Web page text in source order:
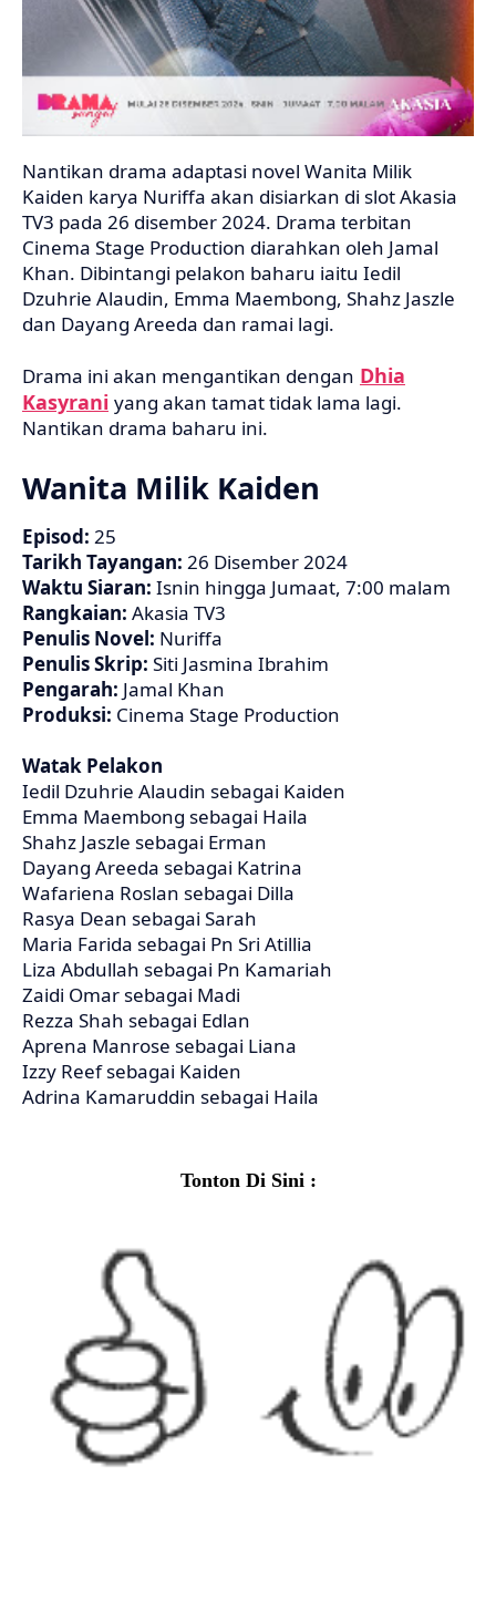
Nantikan drama adaptasi novel Wanita Milik
Kaiden karya Nuriffa akan disiarkan di slot Akasia
TV3 pada 26 disember 2024. Drama terbitan
Cinema Stage Production diarahkan oleh Jamal
Khan. Dibintangi pelakon baharu iaitu Iedil
Dzuhrie Alaudin, Emma Maembong, Shahz Jaszle
dan Dayang Areeda dan ramai lagi.
Drama ini akan mengantikan dengan Dhia
Kasyrani yang akan tamat tidak lama lagi.
Nantikan drama baharu ini.
Wanita Milik Kaiden
Episod: 25
Tarikh Tayangan: 26 Disember 2024
Waktu Siaran: Isnin hingga Jumaat, 7:00 malam
Rangkaian: Akasia TV3
Penulis Novel: Nuriffa
Penulis Skrip: Siti Jasmina Ibrahim
Pengarah: Jamal Khan
Produksi: Cinema Stage Production
Watak Pelakon
Iedil Dzuhrie Alaudin sebagai Kaiden
Emma Maembong sebagai Haila
Shahz Jaszle sebagai Erman
Dayang Areeda sebagai Katrina
Wafariena Roslan sebagai Dilla
Rasya Dean sebagai Sarah
Maria Farida sebagai Pn Sri Atillia
Liza Abdullah sebagai Pn Kamariah
Zaidi Omar sebagai Madi
Rezza Shah sebagai Edlan
Aprena Manrose sebagai Liana
Izzy Reef sebagai Kaiden
Adrina Kamaruddin sebagai Haila
Tonton Di Sini :